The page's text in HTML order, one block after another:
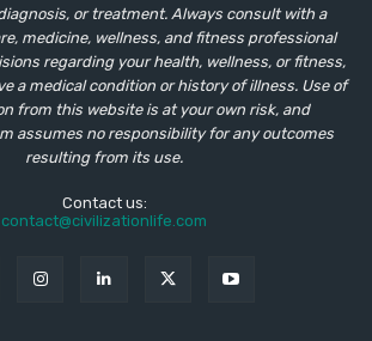
or treatment. Always consult with a
medicine, wellness, and fitness professional
regarding your health, wellness, or fitness,
a medical condition or history of illness. Use of
from this website is at your own risk, and
assumes no responsibility for any outcomes
resulting from its use.
Contact us:
contact@civilizationlife.com